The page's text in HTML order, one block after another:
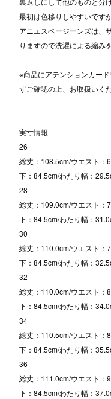
最初は色移りしやすいです
アニエスベージーンズは、
りますので洗濯による縮み
※商品にアテンションカー
ずご確認の上、お取扱いくだ
実寸情報
26
総丈：108.5cm/ウエスト：
下：84.5cm/わたり幅：
28
総丈：109.0cm/ウエスト：
下：84.5cm/わたり幅：
30
総丈：110.0cm/ウエスト：
下：84.5cm/わたり幅：
32
総丈：110.0cm/ウエスト：
下：84.5cm/わたり幅：
34
総丈：110.5cm/ウエスト：
下：84.5cm/わたり幅：
36
総丈：111.0cm/ウエスト：
下：84.5cm/わたり幅：